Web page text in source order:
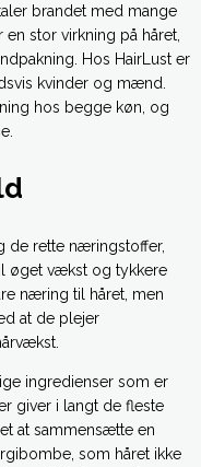
brandet med mange
stor virkning på håret,
Hos HairLust er
kvinder og mænd.
hos begge køn, og
de rette næringstoffer,
øget vækst og tykkere
næring til håret, men
at de plejer
ingredienser som er
giver i langt de fleste
at sammensætte en
som håret ikke